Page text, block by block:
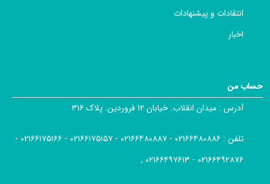
انتقادات و پیشنهادات
اخبار
حساب من
آدرس : میدان انقلاب. خیابان ۱۲ فروردین. پلاک ۳۱۶
تلفن :
۰۲۱۶۶۴۸۰۸۸۶ - ۰۲۱۶۶۴۸۰۸۸۷ - ۰۲۱۶۶۱۷۵۱۵۷ - ۰۲۱۶۶۱۷۵۱۶۶ -
۰۲۱۶۶۴۹۲۸۷۶ - ۰۲۱۶۶۴۹۷۶۱۳ ,